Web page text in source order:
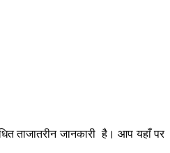
ताजातरीन जानकारी है। आप यहाँ पर